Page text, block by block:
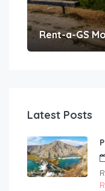
Rent-a-GS
Latest Posts